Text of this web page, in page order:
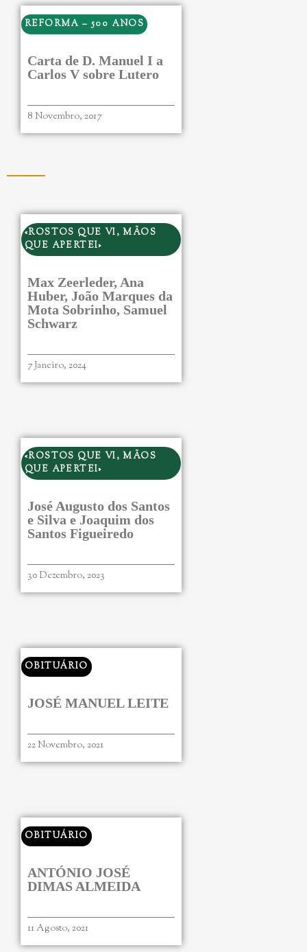
REFORMA – 500 ANOS
Carta de D. Manuel I a
Carlos V sobre Lutero
8 Novembro, 2017
«ROSTOS QUE VI, MÃOS
QUE APERTEI»
Max Zeerleder, Ana
Huber, João Marques da
Mota Sobrinho, Samuel
Schwarz
7 Janeiro, 2024
«ROSTOS QUE VI, MÃOS
QUE APERTEI»
José Augusto dos Santos
e Silva e Joaquim dos
Santos Figueiredo
30 Dezembro, 2023
OBITUÁRIO
JOSÉ MANUEL LEITE
22 Novembro, 2021
OBITUÁRIO
ANTÓNIO JOSÉ
DIMAS ALMEIDA
11 Agosto, 2021